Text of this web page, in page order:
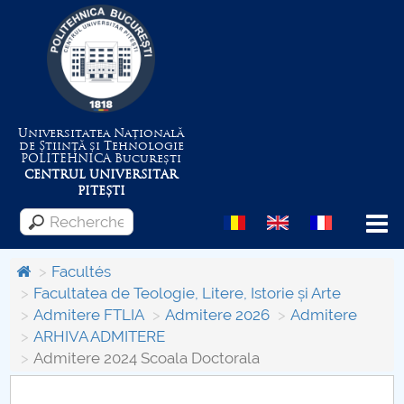
Universitatea Națională
de Știință și Tehnologie
POLITEHNICABucurești
CENTRUL UNIVERSITAR
PITEȘTI
Menu
Despre Universitate
Centrul de Management al Proiectelor
Facultés
Facultatea de Teologie, Litere, Istorie și Arte
Admitere FTLIA
Admitere 2026
Admitere
ARHIVA ADMITERE
Admitere 2024 Scoala Doctorala